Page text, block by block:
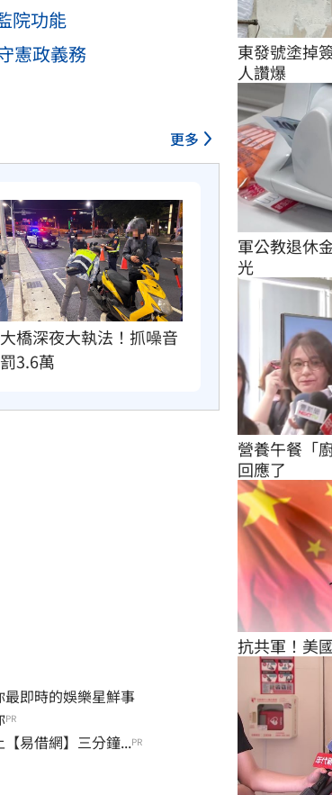
院功能
憲政義務
更多
橋深夜大執法！抓噪音
3.6萬
即時的娛樂星鮮事
PR
易借網】三分鐘...PR
東發號塗掉
人讚爆
軍公教退休
光
營養午餐「
回應了
抗共軍！美